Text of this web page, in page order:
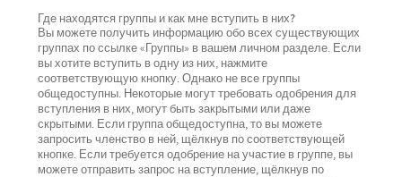
Где находятся группы и как мне вступить в них?
Вы можете получить информацию обо всех существующих
группах по ссылке «Группы» в вашем личном разделе. Если
вы хотите вступить в одну из них, нажмите
соответствующую кнопку. Однако не все группы
общедоступны. Некоторые могут требовать одобрения для
вступления в них, могут быть закрытыми или даже
скрытыми. Если группа общедоступна, то вы можете
запросить членство в ней, щёлкнув по соответствующей
кнопке. Если требуется одобрение на участие в группе, вы
можете отправить запрос на вступление, щёлкнув по